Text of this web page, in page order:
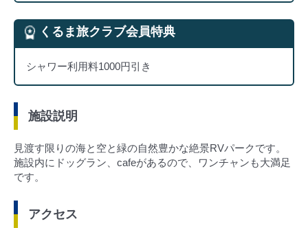
くるま旅クラブ会員特典
シャワー利用料1000円引き
施設説明
見渡す限りの海と空と緑の自然豊かな絶景RVパークです。
施設内にドッグラン、cafeがあるので、ワンチャンも大満足
です。
アクセス